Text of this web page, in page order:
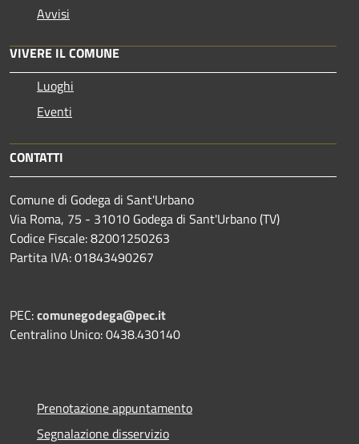
Avvisi
VIVERE IL COMUNE
Luoghi
Eventi
CONTATTI
Comune di Godega di Sant'Urbano
Via Roma, 75 - 31010 Godega di Sant'Urbano (TV)
Codice Fiscale: 82001250263
Partita IVA: 01843490267
PEC:comunegodega@pec.it
Centralino Unico: 0438.430140
Prenotazione appuntamento
Segnalazione disservizio